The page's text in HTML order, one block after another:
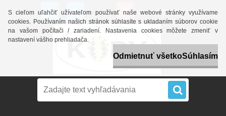
S cieľom uľahčiť užívateľom používať naše webové stránky využívame
cookies. Používaním našich stránok súhlasíte s ukladaním súborov cookie
na vašom počítači / zariadení. Nastavenia cookies môžete zmeniť v
nastavení vášho prehliadača.
Odmietnuť všetkoSúhlasím
0 ks / 0,00 EUR